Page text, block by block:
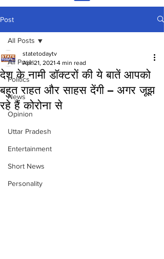
Post
All Posts
Politics
News
Opinion
Uttar Pradesh
Entertainment
Short News
Personality
All Posts
देश के नामी डॉक्टरों की ये बातें आपको
बहुत राहत और साहस देंगी – अगर जूझ
रहे हैं कोरोना से
statetodaytv
Apr 21, 2021 4 min read